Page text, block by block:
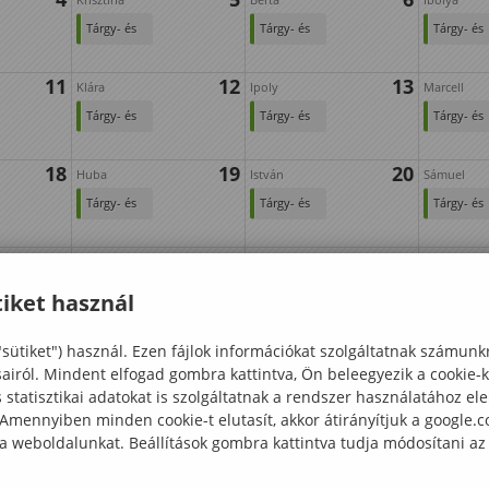
Tárgy- és
időszak
Tárgy- és
időszak
Tárgy- és
időszak
11 Klára 12
Tárgy- és
időszak
Ipoly 13
Tárgy- és
időszak
Marcell
Tárgy- és
időszak
18 Huba 19
Tárgy- és
időszak
István 20
Tárgy- és
időszak
Sámuel
Tárgy- és
időszak
25 26
időszak
első
évolyamos
nappali
munkrendű
27
időszak
első
évolyamos
nappali
munkrendű
időszak
első
évolyamos
nappali
használ
használ. Ezen fájlok információkat szolgáltatnak
Mindent elfogad gombra kattintva, Ön beleegyezik a cookie-
statisztikai adatokat is szolgáltatnak a rendszer használatához
minden cookie-t elutasít, akkor átirányítjuk a
weboldalunkat. Beállítások gombra kattintva tudja módosítani